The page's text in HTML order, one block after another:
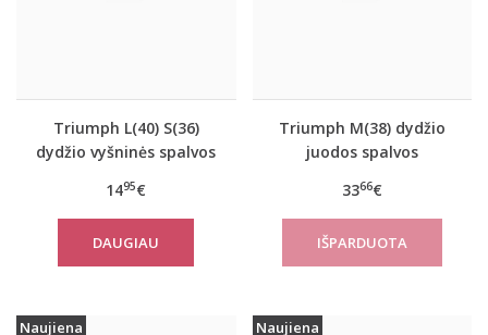
Triumph L(40) S(36)
dydžio vyšninės spalvos
EverNew SH01
1495€
DAUGIAU
Triumph M(38) dydžio
juodos spalvos
marškinėliai women
move FLOW Tank Top
3366€
Naujiena Naujiena